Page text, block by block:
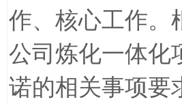
作、核心工作。
公司炼化一体化
诺的相关事项要